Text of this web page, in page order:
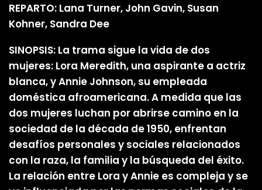
REPARTO: Lana Turner, John Gavin, Susan
Kohner, Sandra Dee
SINOPSIS: La trama sigue la vida de dos
mujeres: Lora Meredith, una aspirante a actriz
blanca, y Annie Johnson, su empleada
doméstica afroamericana. A medida que las
dos mujeres luchan por abrirse camino en la
sociedad de la década de 1950, enfrentan
desafíos personales y sociales relacionados
con la raza, la familia y la búsqueda del éxito.
La relación entre Lora y Annie es compleja y se